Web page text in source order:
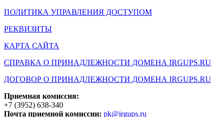
ПОЛИТИКА УПРАВЛЕНИЯ ДОСТУПОМ
РЕКВИЗИТЫ
КАРТА САЙТА
СПРАВКА О ПРИНАДЛЕЖНОСТИ ДОМЕНА IRGUPS.RU
ДОГОВОР О ПРИНАДЛЕЖНОСТИ ДОМЕНА IRGUPS.RU
Приемная комиссия:
+7 (3952) 638-340
Почта приемной комиссии: pk@irgups.ru